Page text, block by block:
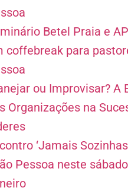
Betel Praia e
coffebreak para
ou Improvisar? A
Organizações na
‘Jamais
Pessoa neste